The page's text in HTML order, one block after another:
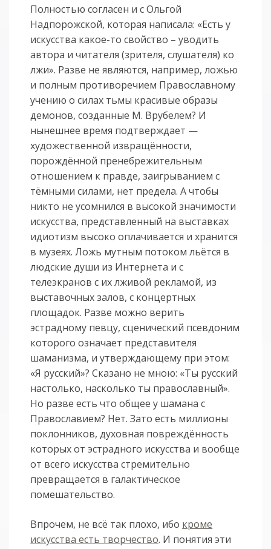
Полностью согласен и с Ольгой
Надпорожской, которая написала: «Есть у
искусства какое-то свойство – уводить
автора и читателя (зрителя, слушателя) ко
лжи». Разве не являются, например, ложью
и полным противоречием Православному
учению о силах тьмы красивые образы
демонов, созданные М. Врубелем? И
нынешнее время подтверждает —
художественной извращённости,
порождённой пренебрежительным
отношением к правде, заигрыванием с
тёмными силами, нет предела. А чтобы
никто не усомнился в высокой значимости
искусства, представленный на выставках
идиотизм высоко оплачивается и хранится
в музеях. Ложь мутным потоком льётся в
людские души из Интернета и с
телеэкранов с их лживой рекламой, из
выставочных залов, с концертных
площадок. Разве можно верить
эстрадному певцу, сценический псевдоним
которого означает представителя
шаманизма, и утверждающему при этом:
«Я русский»? Сказано не мною: «Ты русский
настолько, насколько ты православный».
Но разве есть что общее у шамана с
Православием? Нет. Зато есть миллионы
поклонников, духовная повреждённость
которых от эстрадного искусства и вообще
от всего искусства стремительно
превращается в галактическое
помешательство.
Впрочем, не всё так плохо, ибо кроме
искусства есть творчество. И понятия эти